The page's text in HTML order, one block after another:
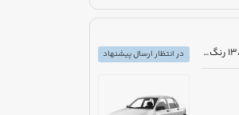
مزایده دولتی خودرو پراید مدل 1385 رنگ نقره ای
در انتظار ارسال پیشنهاد